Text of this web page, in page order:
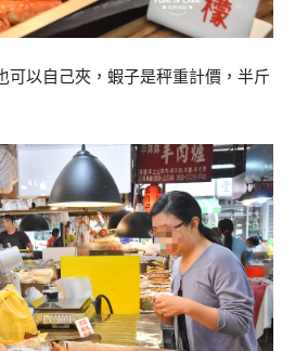
可以自己夾，蝦子是秤重計價，半斤